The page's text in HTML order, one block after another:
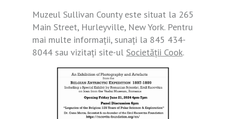
Muzeul Sullivan County este situat la 265
Main Street, Hurleyville, New York. Pentru
mai multe informații, sunați la 845 434-
8044 sau vizitați site-ul Societății Cook.